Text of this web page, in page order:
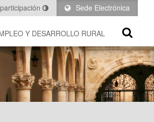
Sede Electrónica
Y DESARROLLO RURAL